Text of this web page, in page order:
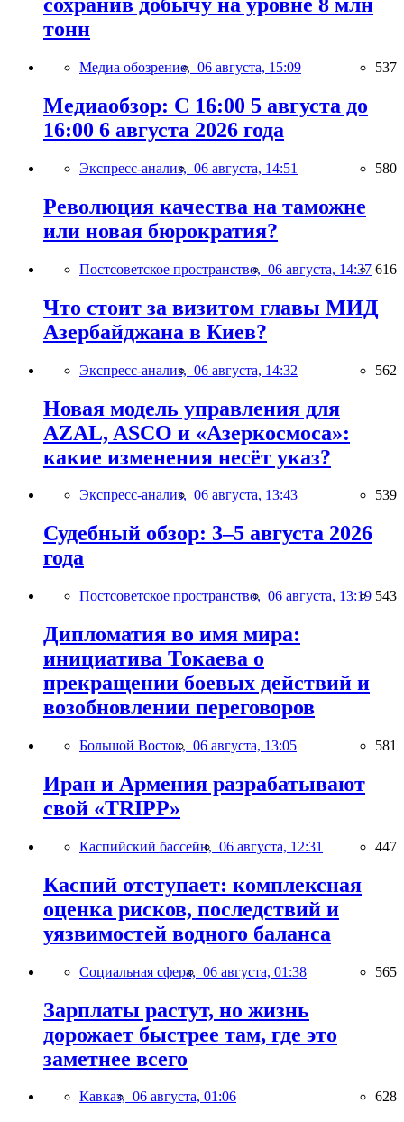
сохранив добычу на уровне 8 млн
тонн
Медиа обозрение, 06 августа, 15:09 537
Медиаобзор: С 16:00 5 августа до
16:00 6 августа 2026 года
Экспресс-анализ, 06 августа, 14:51 580
Революция качества на таможне
или новая бюрократия?
Постсоветское пространство, 06 августа, 14:37 616
Что стоит за визитом главы МИД
Азербайджана в Киев?
Экспресс-анализ, 06 августа, 14:32 562
Новая модель управления для
AZAL, ASCO и «Азеркосмоса»:
какие изменения несёт указ?
Экспресс-анализ, 06 августа, 13:43 539
Судебный обзор: 3–5 августа 2026
года
Постсоветское пространство, 06 августа, 13:19 543
Дипломатия во имя мира:
инициатива Токаева о
прекращении боевых действий и
возобновлении переговоров
Большой Восток, 06 августа, 13:05 581
Иран и Армения разрабатывают
свой «TRIPP»
Каспийский бассейн, 06 августа, 12:31 447
Каспий отступает: комплексная
оценка рисков, последствий и
уязвимостей водного баланса
Социальная сфера, 06 августа, 01:38 565
Зарплаты растут, но жизнь
дорожает быстрее там, где это
заметнее всего
Кавказ, 06 августа, 01:06 628